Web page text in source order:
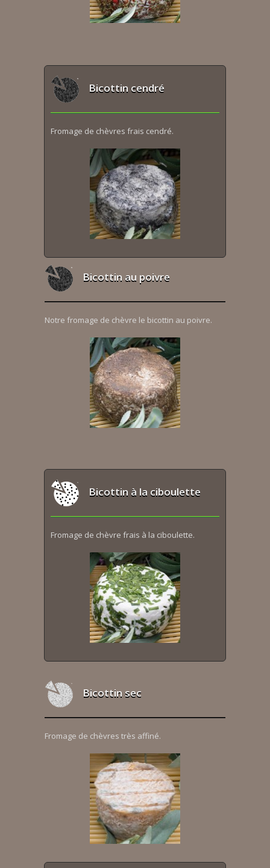
Bicottin cendré
Fromage de chèvres frais cendré.
Bicottin au poivre
Notre fromage de chèvre le bicottin au poivre.
Bicottin à la ciboulette
Fromage de chèvre frais à la ciboulette.
Bicottin sec
Fromage de chèvres très affiné.